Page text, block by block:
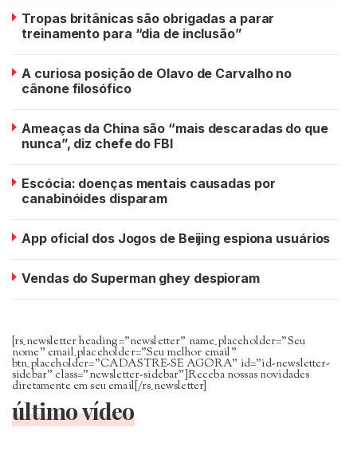
Tropas britânicas são obrigadas a parar
treinamento para “dia de inclusão”
A curiosa posição de Olavo de Carvalho no
cânone filosófico
Ameaças da China são “mais descaradas do que
nunca”, diz chefe do FBI
Escócia: doenças mentais causadas por
canabinóides disparam
App oficial dos Jogos de Beijing espiona usuários
Vendas do Superman ghey despioram
[rs_newsletter heading=”newsletter” name_placeholder=”Seu
nome” email_placeholder=”Seu melhor email”
btn_placeholder=”CADASTRE-SE AGORA” id=”id-newsletter-
sidebar” class=”newsletter-sidebar”]Receba nossas novidades
diretamente em seu email[/rs_newsletter]
último vídeo